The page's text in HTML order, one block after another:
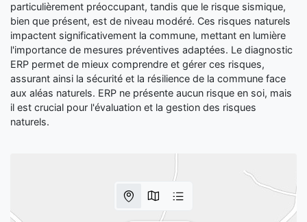
particulièrement préoccupant, tandis que le risque sismique,
bien que présent, est de niveau modéré. Ces risques naturels
impactent significativement la commune, mettant en lumière
l'importance de mesures préventives adaptées. Le diagnostic
ERP permet de mieux comprendre et gérer ces risques,
assurant ainsi la sécurité et la résilience de la commune face
aux aléas naturels. ERP ne présente aucun risque en soi, mais
il est crucial pour l'évaluation et la gestion des risques
naturels.